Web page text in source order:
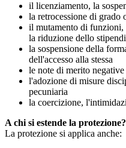
il licenziamento, la
la retrocessione di grado
il mutamento di
la riduzione dello
la sospensione della
dell'accesso alla stessa
le note di merito
l'adozione di misure
pecuniaria
la coercizione,
A chi si estende la protezione?
La protezione si applica anche: